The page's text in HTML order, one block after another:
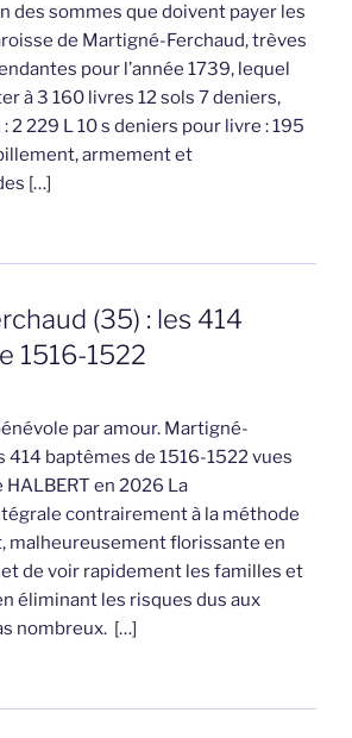
des sommes que doivent payer les
de Martigné-Ferchaud, trèves
pour l’année 1739, lequel
à 3 160 livres 12 sols 7 deniers,
2 229 L 10 s deniers pour livre : 195
armement et
[…]
(35) : les 414
1516-1522
par amour. Martigné-
414 baptêmes de 1516-1522 vues
en 2026 La
contrairement à la méthode
malheureusement florissante en
de voir rapidement les familles et
éliminant les risques dus aux
nombreux. […]